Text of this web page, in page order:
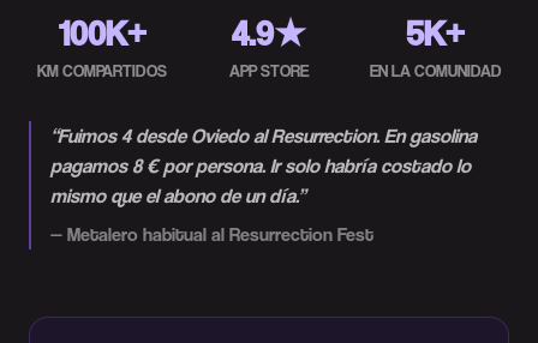
100K+
KM COMPARTIDOS
4.9★
APP STORE
5K+
EN LA COMUNIDAD
“Fuimos 4 desde Oviedo al Resurrection. En gasolina
pagamos 8 € por persona. Ir solo habría costado lo
mismo que el abono de un día.”
— Metalero habitual al Resurrection Fest